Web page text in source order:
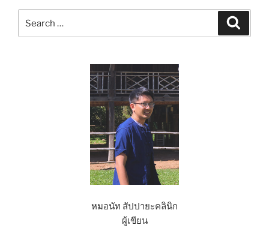
ไม่
ดี
–
บทความ”
for:
หมอนัท สัปปายะคลินิก
ผู้เขียน